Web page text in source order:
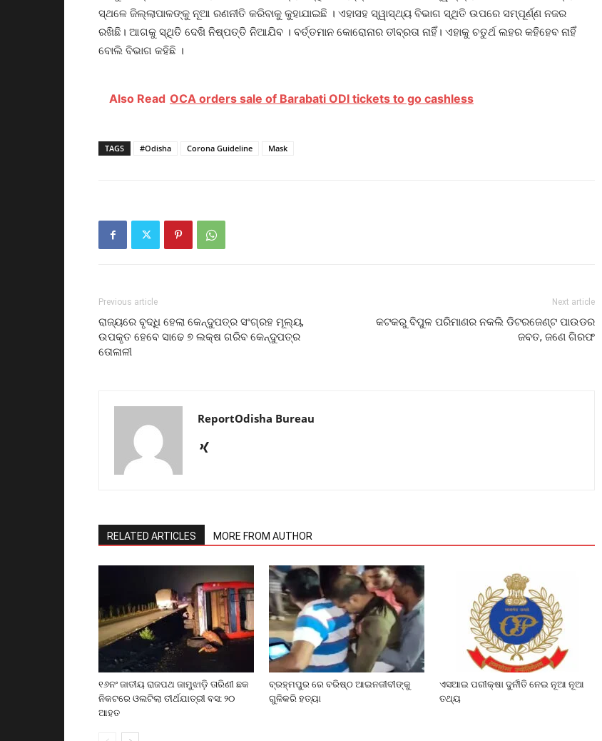
ସ୍ଥଳେ ଜିଲ୍ଲାପାଳଙ୍କୁ ନୂଆ ରଣନୀତି କରିବାକୁ କୁହାଯାଇଛି । ଏହାସହ ସ୍ୱାସ୍ଥ୍ୟ ବିଭାଗ ସ୍ଥିତି ଉପରେ ସମ୍ପୂର୍ଣ୍ଣ ନଜର
ରଖିଛି। ଆଗକୁ ସ୍ଥିତି ଦେଖି ନିଷ୍ପତ୍ତି ନିଆଯିବ । ବର୍ତ୍ତମାନ କୋରୋନାର ତୀବ୍ରତା ନାହିଁ। ଏହାକୁ ଚତୁର୍ଥ ଲହର କହିହେବ ନାହିଁ
ବୋଲି ବିଭାଗ କହିଛି ।
Also Read OCA orders sale of Barabati ODI tickets to go cashless
TAGS #Odisha Corona Guideline Mask
Previous article
ରାଜ୍ୟରେ ବୃଦ୍ଧି ହେଲା କେନ୍ଦୁପତ୍ର ସଂଗ୍ରହ ମୂଲ୍ୟ,
ଉପକୃତ ହେବେ ସାଢେ ୭ ଲକ୍ଷ ଗରିବ କେନ୍ଦୁପତ୍ର
ତୋଳାଳୀ
Next article
କଟକରୁ ବିପୁଳ ପରିମାଣର ନକଲି ଡିଟରଜେଣ୍ଟ ପାଉଡର
ଜବତ, ଜଣେ ଗିରଫ
ReportOdisha Bureau
RELATED ARTICLES MORE FROM AUTHOR
୧୬ନଂ ଜାତୀୟ ରାଜପଥ ଜାମୁଝାଡ଼ି ତାରିଣୀ ଛକ
ନିକଟରେ ଓଲଟିଲା ତୀର୍ଥଯାତ୍ରୀ ବସ: ୨୦
ଆହତ
ବ୍ରହ୍ମପୁର ରେ ବରିଷ୍ଠ ଆଇନଜୀବୀଙ୍କୁ
ଗୁଳିକରି ହତ୍ୟା
ଏସଆଇ ପରୀକ୍ଷା ଦୁର୍ନୀତି ନେଇ ନୂଆ ନୂଆ
ତଥ୍ୟ